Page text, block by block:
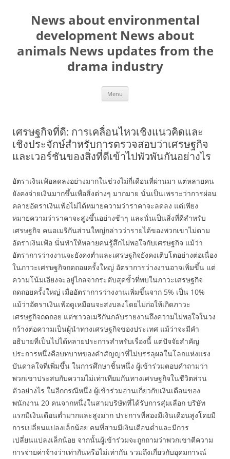
contentNews about environmental
development News about
animals News updates from the
drama industry
Menu
เศรษฐกิจที่ดี: การเคลื่อนไหวเชิงแนวคิดและ
เชิงประจักษ์สำหรับการตรวจสอบว่าเศรษฐกิจ
และเวอร์ชันของสิ่งที่ดีเข้าไปพัวพันกันอย่างไร
อัตราเงินเฟ้อลดลงอย่างมากในช่วงไม่กี่เดือนที่ผ่านมา แต่หลายคน
ยังคงจ่ายเงินมากขึ้นเพื่อสิ่งต่างๆ มากมาย นั่นเป็นเพราะว่าการผ่อน
คลายอัตราเงินเฟ้อไม่ได้หมายความว่าราคาจะลดลง แต่เพียง
หมายความว่าราคาจะสูงขึ้นอย่างช้าๆ และนั่นเป็นสิ่งที่ดีสำหรับ
เศรษฐกิจ คนอเมริกันส่วนใหญ่กล่าวว่ารายได้ของพวกเขาไม่ตาม
อัตราเงินเฟ้อ นั่นทำให้หลายคนรู้สึกไม่พอใจกับเศรษฐกิจ แม้ว่า
อัตราการว่างงานจะยังคงต่ำและเศรษฐกิจยังคงเติบโตอย่างต่อเนื่อง
ในภาวะเศรษฐกิจถดถอยครั้งใหญ่ อัตราการว่างงานอาจเพิ่มขึ้น แต่
ความโน้มเอียงจะอยู่ไกลจากระดับสุดขั้วที่พบในภาวะเศรษฐกิจ
ถดถอยครั้งใหญ่ เมื่ออัตราการว่างงานเพิ่มขึ้นจาก 5% เป็น 10%
แม้ว่าอัตราเงินเฟ้อดูเหมือนจะสงบลงโดยไม่ก่อให้เกิดภาวะ
เศรษฐกิจถดถอย แต่ชาวอเมริกันกลับรายงานถึงความไม่พอใจในวง
กว้างต่อความเป็นผู้นำทางเศรษฐกิจของประเทศ แม้ว่าจะมีคำ
อธิบายที่เป็นไปได้หลายประการสำหรับเรื่องนี้ แต่ปัจจัยสำคัญ
ประการหนึ่งคือบทบาทของคำสัญญาที่ไม่บรรลุผลในโลกแห่งแรง
บันดาลใจที่เพิ่มขึ้น ในการศึกษาชิ้นหนึ่ง ผู้เข้าร่วมตอบคำถามว่า
พวกเขาประสบกับความไม่เท่าเทียมกันทางเศรษฐกิจในชีวิตส่วน
ตัวอย่างไร ในอีกกรณีหนึ่ง ผู้เข้าร่วมอ่านเกี่ยวกับเงินเดือนของ
พนักงาน 20 คนจากหนึ่งในสามบริษัทที่ได้รับการสุ่มเลือก บริษัท
แรกมีเงินเดือนต่ำมากและสูงมาก ประการที่สองมีเงินเดือนสูงโดยมี
การเปลี่ยนแปลงเล็กน้อย คนที่สามมีเงินเดือนต่ำและมีการ
เปลี่ยนแปลงเล็กน้อย จากนั้นผู้เข้าร่วมจะถูกถามว่าพวกเขาตีความ
การจ่ายค่าจ้างว่าเท่ากันหรือไม่เท่ากัน รวมถึงเกี่ยวกับอุดมการณ์